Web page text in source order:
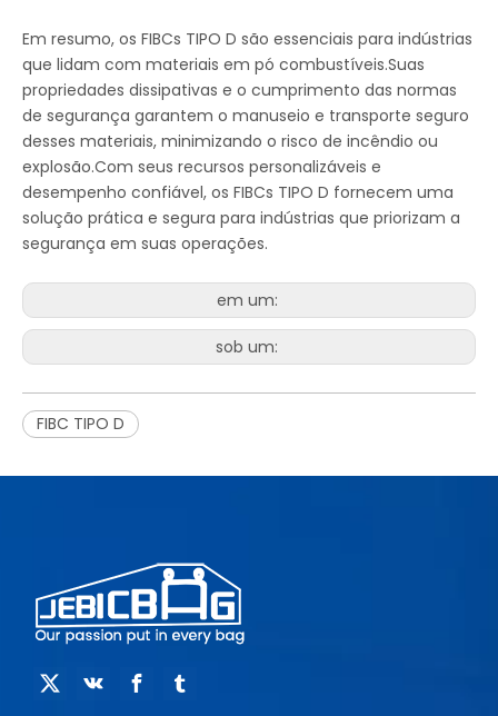
Em resumo, os FIBCs TIPO D são essenciais para indústrias
que lidam com materiais em pó combustíveis.Suas
propriedades dissipativas e o cumprimento das normas
de segurança garantem o manuseio e transporte seguro
desses materiais, minimizando o risco de incêndio ou
explosão.Com seus recursos personalizáveis ​​e
desempenho confiável, os FIBCs TIPO D fornecem uma
solução prática e segura para indústrias que priorizam a
segurança em suas operações.
em um:
sob um:
FIBC TIPO D